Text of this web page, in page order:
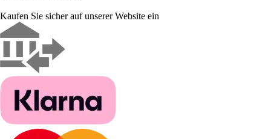
Kaufen Sie sicher auf unserer Website ein